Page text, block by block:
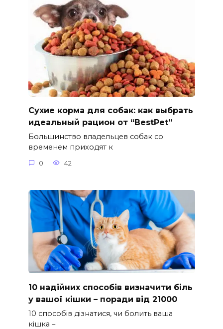
Сухие корма для собак: как выбрать
идеальный рацион от “BestPet”
Большинство владельцев собак со
временем приходят к
0 42
10 надійних способів визначити біль
у вашої кішки – поради від 21000
10 способів дізнатися, чи болить ваша
кішка –